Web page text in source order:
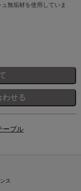
無垢材を使用していま
ーブル
ス